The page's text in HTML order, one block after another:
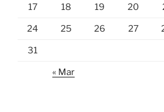
17 18 19 20
24 25 26 27
31
« Mar